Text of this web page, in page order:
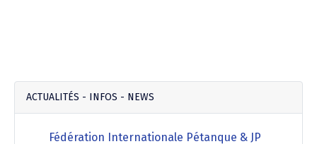
ACTUALITÉS - INFOS - NEWS
Fédération Internationale Pétanque & JP